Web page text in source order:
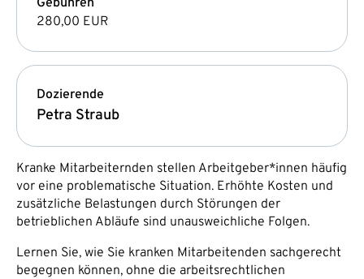
280,00 EUR
Dozierende
Petra Straub
Kranke Mitarbeiternden stellen Arbeitgeber*innen häufig
vor eine problematische Situation. Erhöhte Kosten und
zusätzliche Belastungen durch Störungen der
betrieblichen Abläufe sind unausweichliche Folgen.
Lernen Sie, wie Sie kranken Mitarbeitenden sachgerecht
begegnen können, ohne die arbeitsrechtlichen